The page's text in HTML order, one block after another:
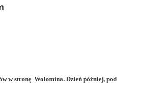
w stronę Wołomina. Dzień później, pod